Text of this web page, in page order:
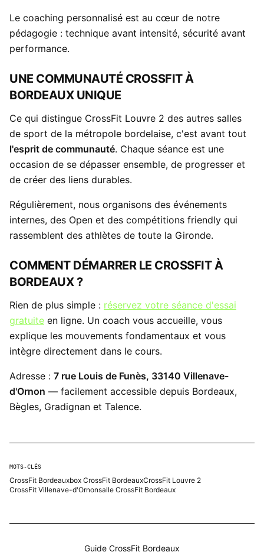
Le coaching personnalisé est au cœur de notre
pédagogie : technique avant intensité, sécurité avant
performance.
UNE COMMUNAUTÉ CROSSFIT À
BORDEAUX UNIQUE
Ce qui distingue CrossFit Louvre 2 des autres salles
de sport de la métropole bordelaise, c'est avant tout
l'esprit de communauté. Chaque séance est une
occasion de se dépasser ensemble, de progresser et
de créer des liens durables.
Régulièrement, nous organisons des événements
internes, des Open et des compétitions friendly qui
rassemblent des athlètes de toute la Gironde.
COMMENT DÉMARRER LE CROSSFIT À
BORDEAUX ?
Rien de plus simple : réservez votre séance d'essai
gratuite en ligne. Un coach vous accueille, vous
explique les mouvements fondamentaux et vous
intègre directement dans le cours.
Adresse : 7 rue Louis de Funès, 33140 Villenave-
d'Ornon — facilement accessible depuis Bordeaux,
Bègles, Gradignan et Talence.
MOTS-CLÉS
CrossFit Bordeauxbox CrossFit BordeauxCrossFit Louvre 2
CrossFit Villenave-d'Ornonsalle CrossFit Bordeaux
Guide CrossFit Bordeaux